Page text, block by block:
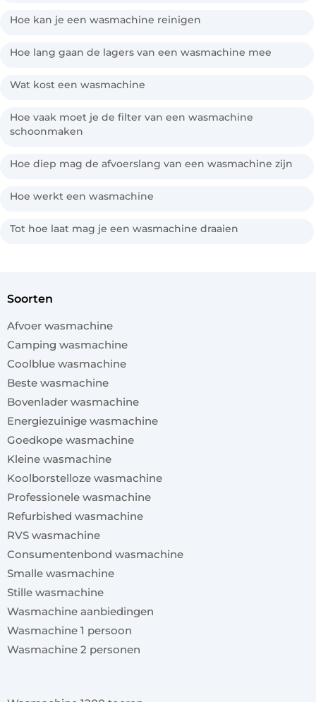
Hoe kan je een wasmachine reinigen
Hoe lang gaan de lagers van een wasmachine mee
Wat kost een wasmachine
Hoe vaak moet je de filter van een wasmachine
schoonmaken
Hoe diep mag de afvoerslang van een wasmachine zijn
Hoe werkt een wasmachine
Tot hoe laat mag je een wasmachine draaien
soorten
Afvoer wasmachine
Camping wasmachine
Coolblue wasmachine
Beste wasmachine
Bovenlader wasmachine
Energiezuinige wasmachine
Goedkope wasmachine
Kleine wasmachine
Koolborstelloze wasmachine
Professionele wasmachine
Refurbished wasmachine
RVS wasmachine
Consumentenbond wasmachine
Smalle wasmachine
Stille wasmachine
Wasmachine aanbiedingen
Wasmachine 1 persoon
Wasmachine 2 personen